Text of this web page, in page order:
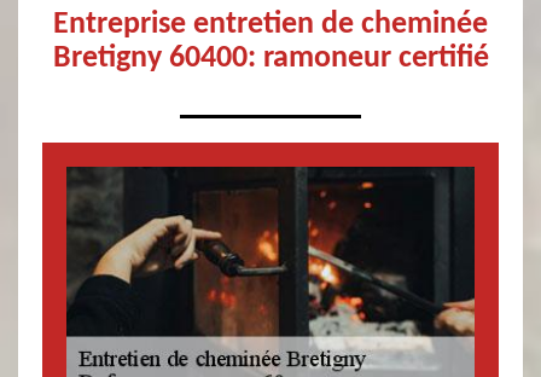
Entreprise entretien de cheminée
Bretigny 60400: ramoneur certifié